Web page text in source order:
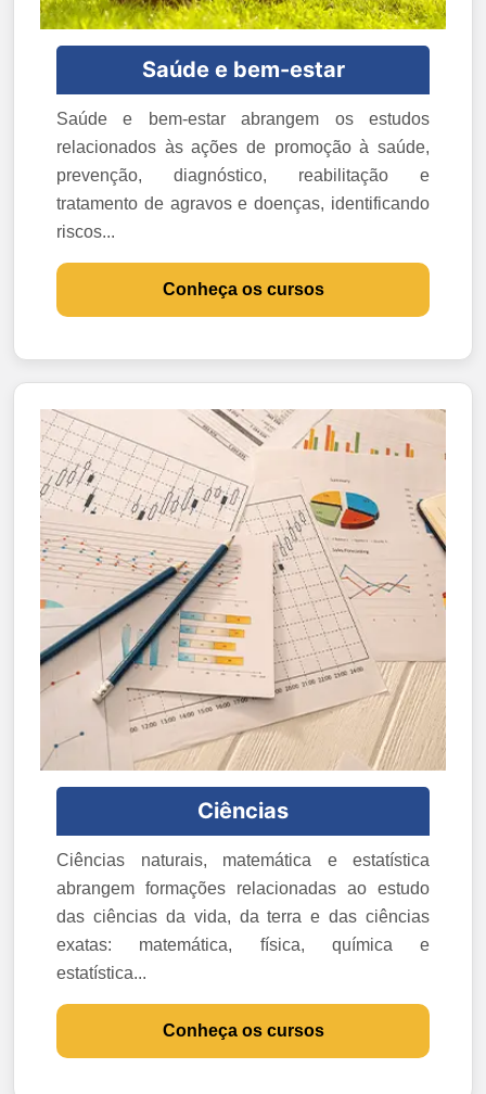
Saúde e bem-estar
Saúde e bem-estar abrangem os estudos
relacionados às ações de promoção à saúde,
prevenção, diagnóstico, reabilitação e
tratamento de agravos e doenças, identificando
riscos...
Conheça os cursos
Ciências
Ciências naturais, matemática e estatística
abrangem formações relacionadas ao estudo
das ciências da vida, da terra e das ciências
exatas: matemática, física, química e
estatística...
Conheça os cursos